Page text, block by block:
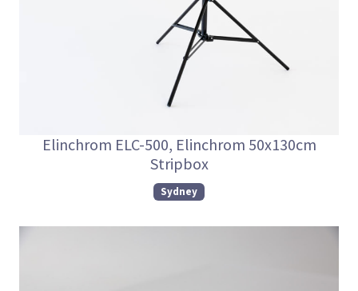
Elinchrom ELC-500, Elinchrom 50x130cm
Stripbox
Sydney